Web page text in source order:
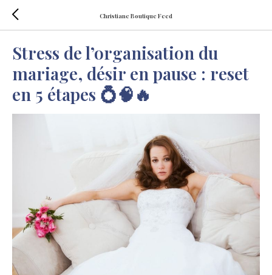
Christiane Boutique Feed
Stress de l’organisation du
mariage, désir en pause : reset
en 5 étapes 💍🧠🔥